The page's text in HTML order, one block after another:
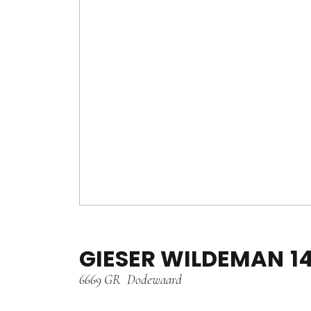
GIESER WILDEMAN
6669 GR Dodewaard